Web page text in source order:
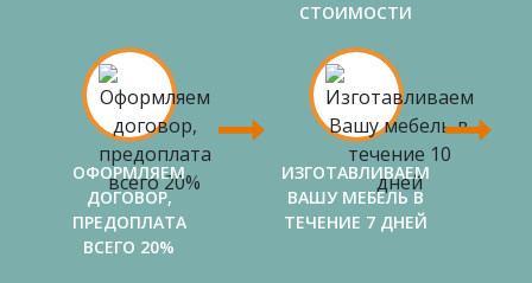
СТОИМОСТИ
ОФОРМЛЯЕМ
ДОГОВОР,
ПРЕДОПЛАТА
ВСЕГО 20%
ИЗГОТАВЛИВАЕМ
ВАШУ МЕБЕЛЬ В
ТЕЧЕНИЕ 7 ДНЕЙ